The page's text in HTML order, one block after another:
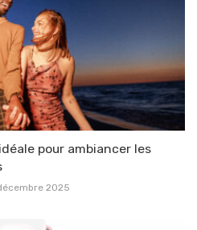
pour ambiancer les
2025